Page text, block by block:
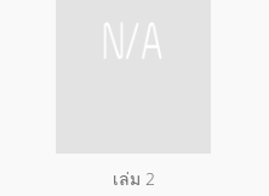
เล่ม 2